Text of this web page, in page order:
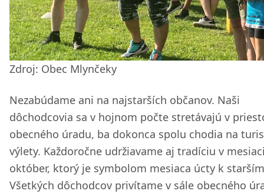
Zdroj: Obec Mlynčeky
Nezabúdame ani na najstarších občanov. Naši
dôchodcovia sa v hojnom počte stretávajú v
obecného úradu, ba dokonca spolu chodia na
výlety. Každoročne udržiavame aj tradíciu v
október, ktorý je symbolom mesiaca úcty k
Všetkých dôchodcov privítame v sále obecného